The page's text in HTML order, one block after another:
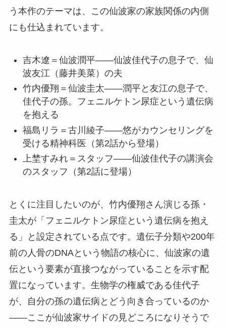
う本作のテーマは、この仙波家の家族関係の内側
にも仕込まれています。
吉木遼＝仙波潤平——仙波佳代子の息子で、仙
波友江（藤井美菜）の夫
竹内優翔＝仙波圭太——潤平と友江の息子で、
佳代子の孫。フェニルケトン尿症という遺伝病
を抱える
福島リラ＝古川綾子——悠がカウンセリングを
受ける精神科医（第2話から登場）
上埜すみれ＝スタッフ——仙波佳代子の講演会
のスタッフ（第2話に登場）
とくに注目したいのが、竹内優翔さん演じる孫・
圭太が「フェニルケトン尿症という遺伝病を抱え
る」と設定されている点です。遺伝子分類や200年
前の人骨のDNAという物語の核心に、仙波家の遺
伝という要素が直接つながっていることを示す配
置になっています。生物学の権威である佳代子
が、自分の孫の遺伝病とどう向き合っているのか
——ここが仙波家サイドの見どころになりそうで